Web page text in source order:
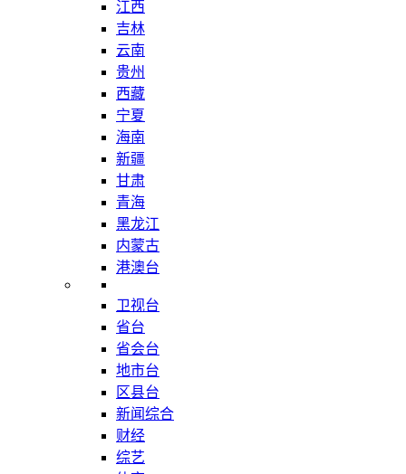
江西
吉林
云南
贵州
西藏
宁夏
海南
新疆
甘肃
青海
黑龙江
内蒙古
港澳台
卫视台
省台
省会台
地市台
区县台
新闻综合
财经
综艺